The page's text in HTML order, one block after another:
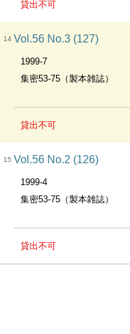
貸出不可
14 Vol.56 No.3 (127)
1999-7
集密53-75（製本雑誌）
貸出不可
15 Vol.56 No.2 (126)
1999-4
集密53-75（製本雑誌）
貸出不可